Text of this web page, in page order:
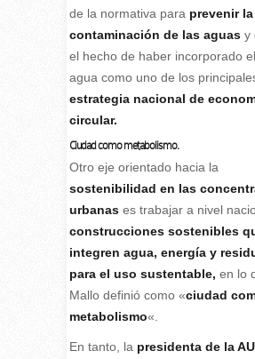
de la normativa para prevenir la
contaminación de las aguasy
el hecho de haber incorporado
agua como uno de los
estrategia nacional de
circular.
Ciudad como metabolismo.
Otro eje orientado hacia la
sostenibilidad en las
urbanases trabajar a nivel
construcciones sostenibles
integren agua, energía y
para el uso sustentable, en lo
Mallo definió como «ciudad
metabolismo«.
En tanto, la presidenta de la